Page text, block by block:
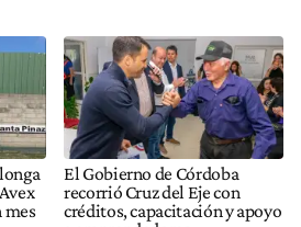
mes
El Gobierno de Córdoba
recorrió Cruz del Eje con
créditos, capacitación y apoyo